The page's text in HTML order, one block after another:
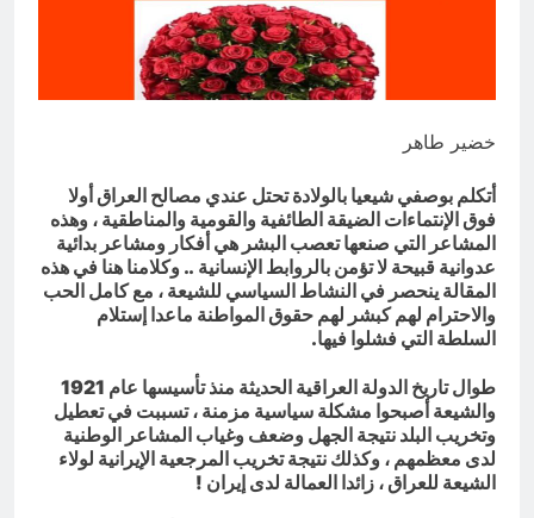
9 ساعات Ago
الولاية التكوينية / راي الفلسفة
التجريدية للانسان
خضير طاهر
أتكلم بوصفي شيعيا بالولادة تحتل عندي مصالح العراق أولا
فوق الإنتماءات الضيقة الطائفية والقومية والمناطقية ، وهذه
المشاعر التي صنعها تعصب البشر هي أفكار ومشاعر بدائية
عدوانية قبيحة لا تؤمن بالروابط الإنسانية .. وكلامنا هنا في هذه
المقالة ينحصر في النشاط السياسي للشيعة ، مع كامل الحب
والاحترام لهم كبشر لهم حقوق المواطنة ماعدا إستلام
السلطة التي فشلوا فيها.
طوال تاريخ الدولة العراقية الحديثة منذ تأسيسها عام 1921
والشيعة أصبحوا مشكلة سياسية مزمنة ، تسببت في تعطيل
وتخريب البلد نتيجة الجهل وضعف وغياب المشاعر الوطنية
لدى معظمهم ، وكذلك نتيجة تخريب المرجعية الإيرانية لولاء
الشيعة للعراق ، زائدا العمالة لدى إيران !